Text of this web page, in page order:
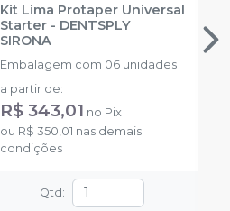
Kit Lima Protaper Universal
Starter- DENTSPLY
SIRONA
Embalagem com 06 unidades
a partir de:
R$ 343,01 no Pix
ou R$ 350,01 nas demais
condições
Qtd :